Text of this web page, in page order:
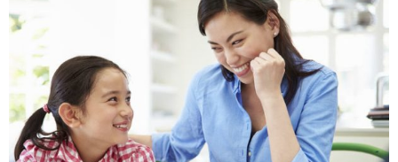
酒店
关于我们
语言